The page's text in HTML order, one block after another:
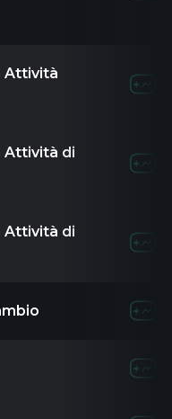
Attività
Attività di
Attività di